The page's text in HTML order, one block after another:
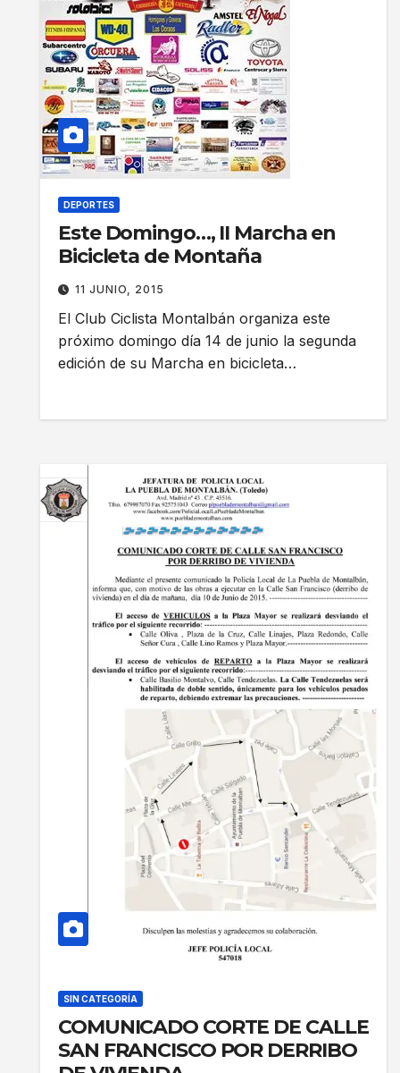
DEPORTES
Este Domingo…, II Marcha en
Bicicleta de Montaña
11 JUNIO, 2015
El Club Ciclista Montalbán organiza este
próximo domingo día 14 de junio la segunda
edición de su Marcha en bicicleta…
SIN CATEGORÍA
COMUNICADO CORTE DE CALLE
SAN FRANCISCO POR DERRIBO